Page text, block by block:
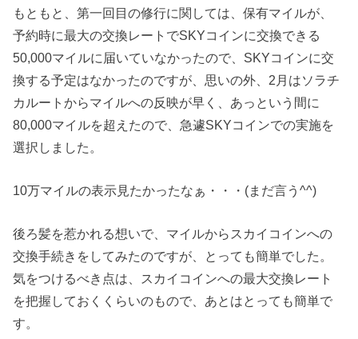
もともと、第一回目の修行に関しては、保有マイルが、
予約時に最大の交換レートでSKYコインに交換できる
50,000マイルに届いていなかったので、SKYコインに交
換する予定はなかったのですが、思いの外、2月はソラチ
カルートからマイルへの反映が早く、あっという間に
80,000マイルを超えたので、急遽SKYコインでの実施を
選択しました。
10万マイルの表示見たかったなぁ・・・(まだ言う^^)
後ろ髪を惹かれる想いで、マイルからスカイコインへの
交換手続きをしてみたのですが、とっても簡単でした。
気をつけるべき点は、スカイコインへの最大交換レート
を把握しておくくらいのもので、あとはとっても簡単で
す。